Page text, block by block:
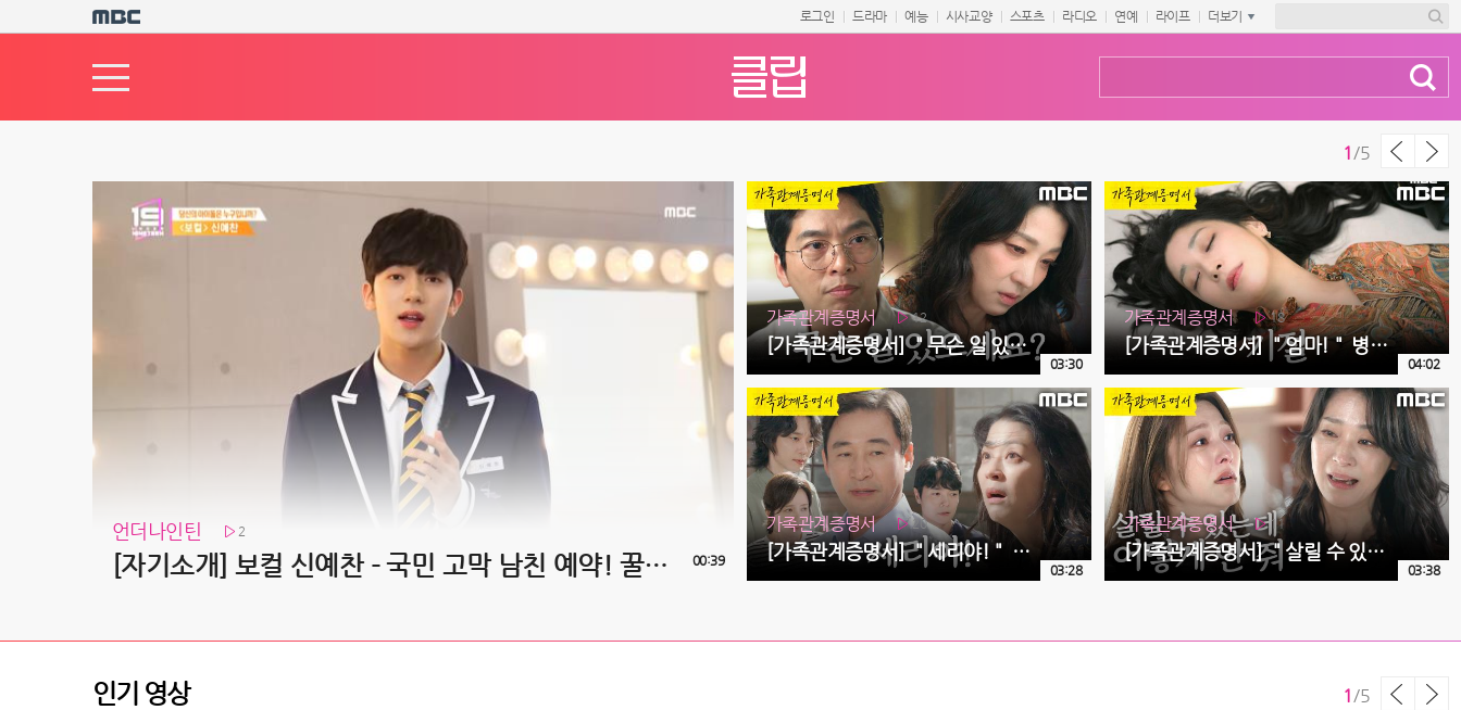
로그인 드라마 예능 시사교양 스포츠 라디오 연예 라이프 더보기
언더나인틴 2
[자기소개] 보컬 신예찬 - 국민 고막 남친 예약! 꿀성대 미소년 00:39
가족관계증명서 12
[가족관계증명서] ＂무슨 일 있으세요?＂ 한고은과 함께 있어주는 윤희석, MBC 260806 방송
03:30
가족관계증명서 18
[가족관계증명서] ＂엄마!＂ 병원에서 쓰러진 한고은, MBC 260806 방송
04:02
가족관계증명서 20
[가족관계증명서] ＂세리야!＂ 한고은을 밀치는 전노민, MBC 260806 방송
03:28
가족관계증명서 11
[가족관계증명서] ＂살릴 수 있다잖아＂ 한고은에게 호소하는 박세영, MBC 260806 방송
03:38
1 /5
인기 영상 1/5